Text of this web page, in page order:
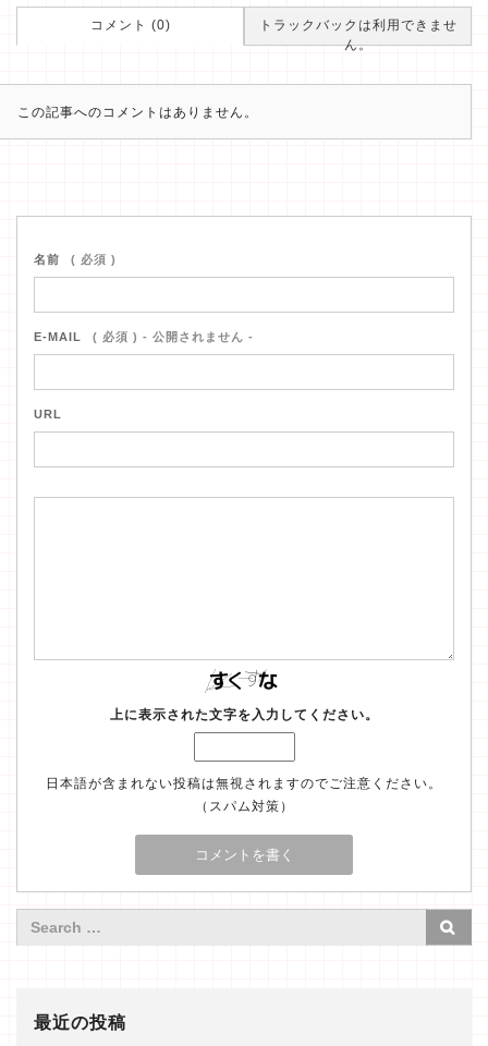
コメント (0)
トラックバックは利用できませ
ん。
この記事へのコメントはありません。
名前 ( 必須 )
E-MAIL ( 必須 ) - 公開されません -
URL
上に表示された文字を入力してください。
日本語が含まれない投稿は無視されますのでご注意ください。
（スパム対策）
最近の投稿